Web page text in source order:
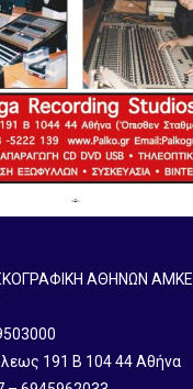
ΑΘΗΝΩΝ ΑΜΚΕ
191 B 104 44 Αθήνα